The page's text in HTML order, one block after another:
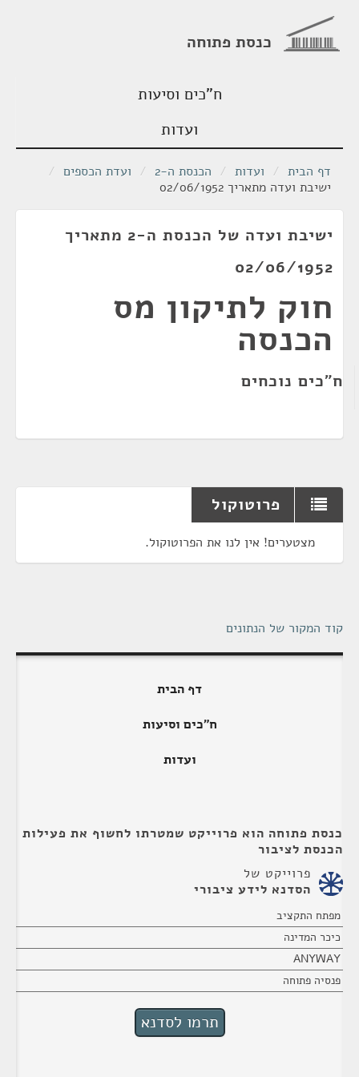
כנסת פתוחה
ח"כים וסיעות
ועדות
דף הבית / ועדות / הכנסת ה-2 / ועדת הכספים /
ישיבת ועדה מתאריך 02/06/1952
ישיבת ועדה של הכנסת ה-2 מתאריך
02/06/1952
חוק לתיקון מס
הכנסה
ח"כים נוכחים
פרוטוקול
מצטערים! אין לנו את הפרוטוקול.
קוד המקור של הנתונים
דף הבית
ח"כים וסיעות
ועדות
כנסת פתוחה הוא פרוייקט שמטרתו לחשוף את פעילות
הכנסת לציבור
פרוייקט של
הסדנא לידע ציבורי
מפתח התקציב
כיכר המדינה
ANYWAY
פנסיה פתוחה